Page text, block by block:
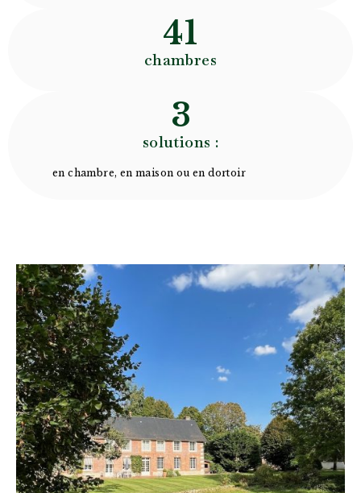
41
chambres
3
solutions :
en chambre, en maison ou en dortoir